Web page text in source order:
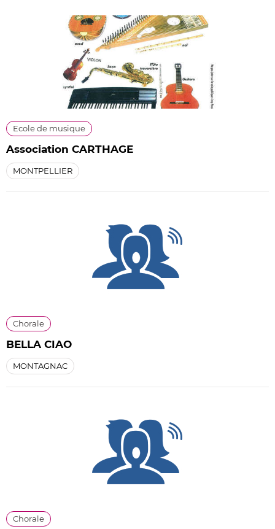
Ecole de musique
Association CARTHAGE
MONTPELLIER
Chorale
BELLA CIAO
MONTAGNAC
Chorale